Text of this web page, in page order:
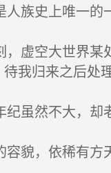
上唯一的一
大世界某处
我归来之后处
然不大，却老
，依稀有方天